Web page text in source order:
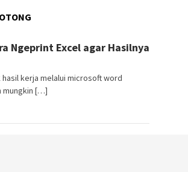
Ngeprint Excel agar Hasilnya
kerja melalui microsoft word
mungkin […]